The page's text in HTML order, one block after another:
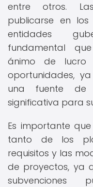
entre otros.
publicarse en
entidades
fundamental
ánimo de lucro
oportunidades,
una fuente de
significativa para
Es importante
tanto de los
requisitos y las
de proyectos, ya
subvenciones